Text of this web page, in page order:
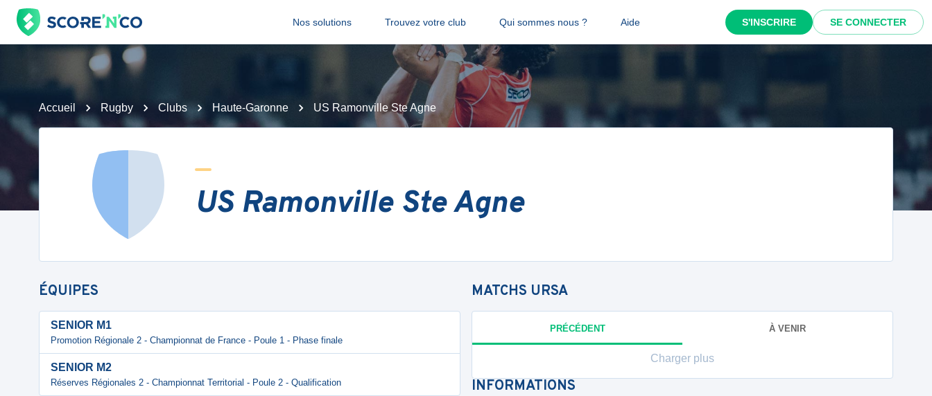
Nos solutions Trouvez votre club Qui sommes nous ? Aide S'INSCRIRE SE CONNECTER
Accueil Rugby Clubs Haute-Garonne US Ramonville Ste Agne
US Ramonville Ste Agne
ÉQUIPES
SENIOR M1
Promotion Régionale 2 - Championnat de France - Poule 1 - Phase finale
SENIOR M2
Réserves Régionales 2 - Championnat Territorial - Poule 2 - Qualification
MATCHS URSA
PRÉCÉDENT À VENIR
Charger plus
INFORMATIONS